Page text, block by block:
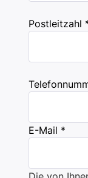
Postleitzahl
E-Mail *